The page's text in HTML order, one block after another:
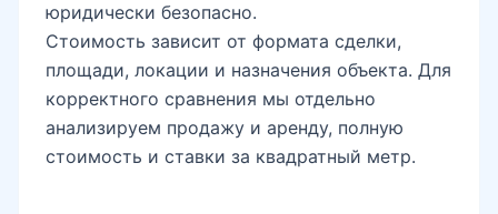
Юнусабад-19
юридически безопасно.
Стоимость зависит от формата сделки,
площади, локации и назначения объекта. Для
корректного сравнения мы отдельно
анализируем продажу и аренду, полную
стоимость и ставки за квадратный метр.